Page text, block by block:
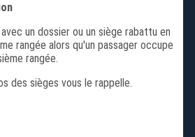
un dossier ou un siège rabattu en
rangée alors qu'un passager occupe
rangée.
des sièges vous le rappelle.